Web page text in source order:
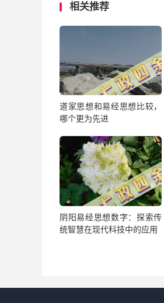
相关推荐
道家思想和易经思想比较，
哪个更为先进
阴阳易经思想数字：探索传
统智慧在现代科技中的应用